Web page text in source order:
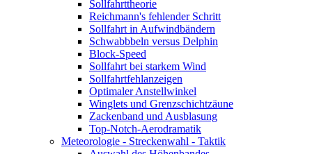
Sollfahrttheorie
Reichmann's fehlender Schritt
Sollfahrt in Aufwindbändern
Schwabbbeln versus Delphin
Block-Speed
Sollfahrt bei starkem Wind
Sollfahrtfehlanzeigen
Optimaler Anstellwinkel
Winglets und Grenzschichtzäune
Zackenband und Ausblasung
Top-Notch-Aerodramatik
Meteorologie - Streckenwahl - Taktik